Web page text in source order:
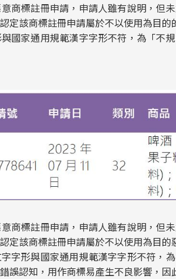
商標註冊申請，申請人雖有說明，但
定該商標註冊申請屬於不以使用為目的
家通用規範漢字字形不符，為「不
商標註冊申請，申請人雖有說明，但
定該商標註冊申請屬於不以使用為目的
字形與國家通用規範漢字字形不符，
誤認知，用作商標易產生不良影響，因